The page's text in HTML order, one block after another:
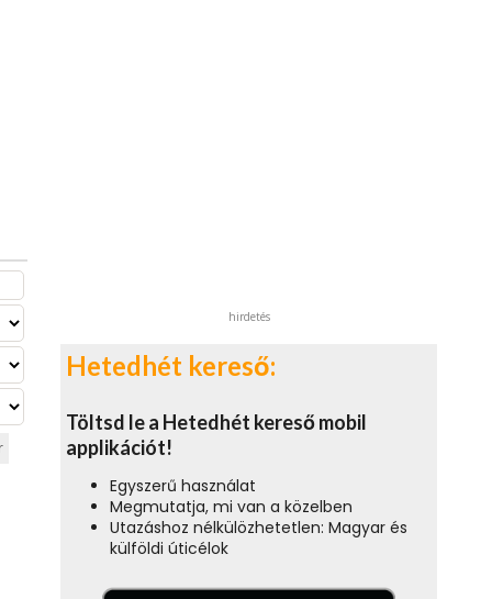
hirdetés
Hetedhét kereső:
Töltsd le a Hetedhét kereső mobil
applikációt!
Egyszerű használat
Megmutatja, mi van a közelben
Utazáshoz nélkülözhetetlen: Magyar és
külföldi úticélok